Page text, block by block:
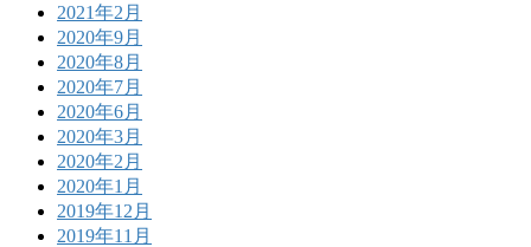
2021年2月
2020年9月
2020年8月
2020年7月
2020年6月
2020年3月
2020年2月
2020年1月
2019年12月
2019年11月